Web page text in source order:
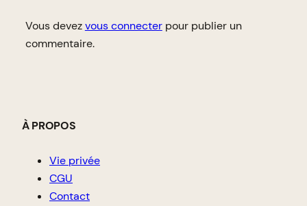
Vous devezvous connecterpour publier un
commentaire.
À PROPOS
Vie privée
CGU
Contact